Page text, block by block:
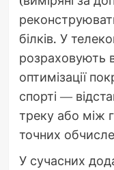
білків. У
розраховують
оптимізації
спорті —
треку або між
точних
У сучасних